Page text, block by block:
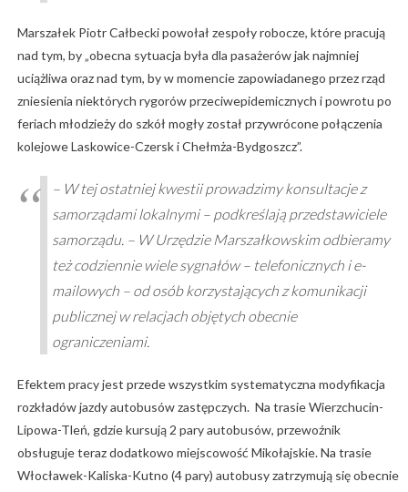
Marszałek Piotr Całbecki powołał zespoły robocze, które pracują
nad tym, by „obecna sytuacja była dla pasażerów jak najmniej
uciążliwa oraz nad tym, by w momencie zapowiadanego przez rząd
zniesienia niektórych rygorów przeciwepidemicznych i powrotu po
feriach młodzieży do szkół mogły został przywrócone połączenia
kolejowe Laskowice-Czersk i Chełmża-Bydgoszcz”.
– W tej ostatniej kwestii prowadzimy konsultacje z
samorządami lokalnymi – podkreślają przedstawiciele
samorządu. – W Urzędzie Marszałkowskim odbieramy
też codziennie wiele sygnałów – telefonicznych i e-
mailowych – od osób korzystających z komunikacji
publicznej w relacjach objętych obecnie
ograniczeniami.
Efektem pracy jest przede wszystkim systematyczna modyfikacja
rozkładów jazdy autobusów zastępczych. Na trasie Wierzchucin-
Lipowa-Tleń, gdzie kursują 2 pary autobusów, przewoźnik
obsługuje teraz dodatkowo miejscowość Mikołajskie. Na trasie
Włocławek-Kaliska-Kutno (4 pary) autobusy zatrzymują się obecnie